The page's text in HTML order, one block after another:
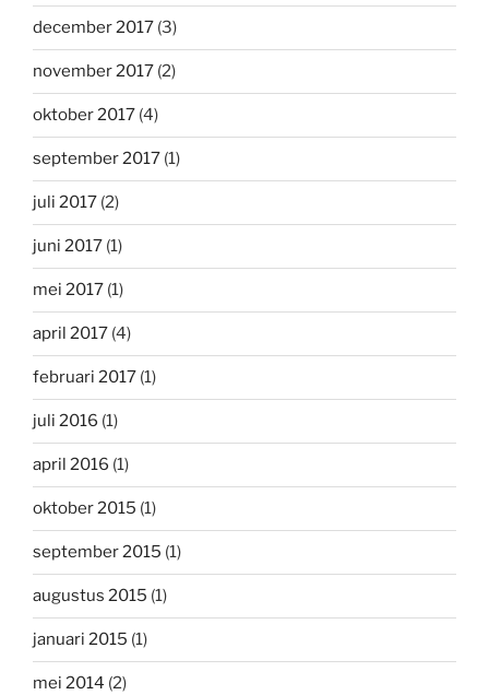
december 2017 (3)
november 2017 (2)
oktober 2017 (4)
september 2017 (1)
juli 2017 (2)
juni 2017 (1)
mei 2017 (1)
april 2017 (4)
februari 2017 (1)
juli 2016 (1)
april 2016 (1)
oktober 2015 (1)
september 2015 (1)
augustus 2015 (1)
januari 2015 (1)
mei 2014 (2)